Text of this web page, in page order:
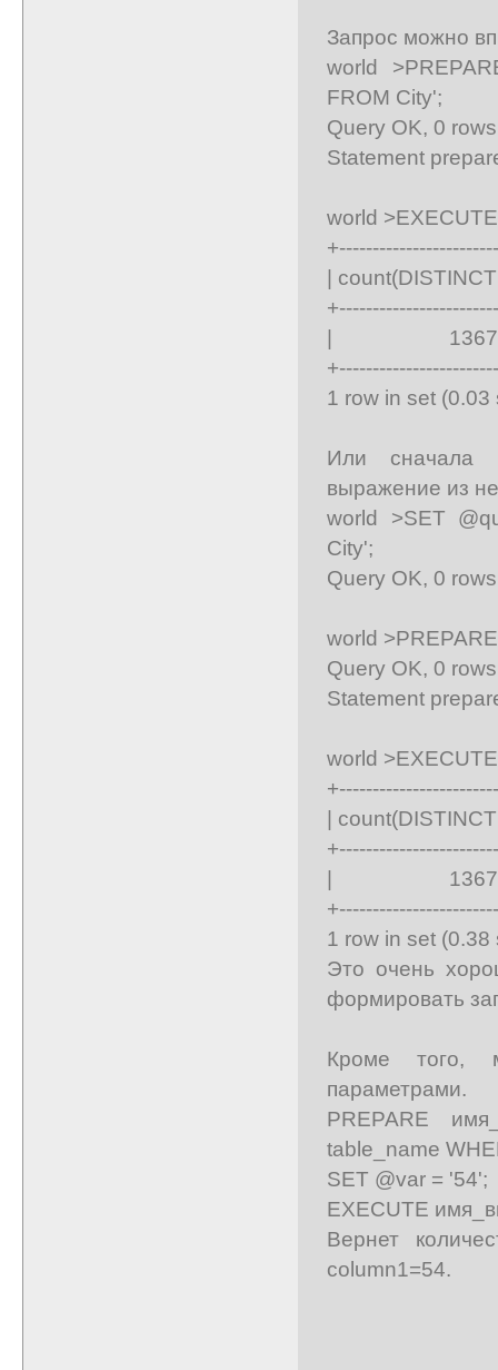
Запрос можно
world
FROM City';
Query OK, 0
Statement
world
|
| 1367
1 row in set (0.03
Или сначала
выражение из
world >SET
City';
Query OK, 0
world
Query OK, 0
Statement
world
|
| 1367
1 row in set (0.38
Это очень
формировать
Кроме того,
параметрами.
PREPARE
table_name
SET @var = '54';
EXECUTE
Вернет
column1=54.